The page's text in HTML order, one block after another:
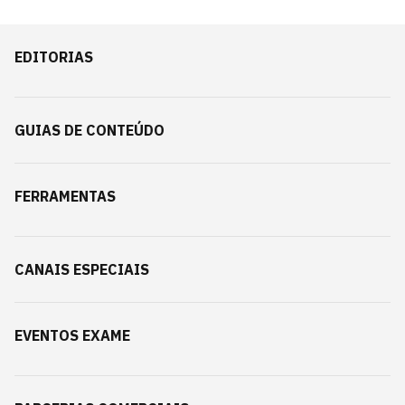
EDITORIAS
GUIAS DE CONTEÚDO
FERRAMENTAS
CANAIS ESPECIAIS
EVENTOS EXAME